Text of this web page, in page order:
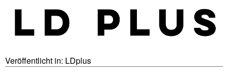
Veröffentlicht in: LDplus